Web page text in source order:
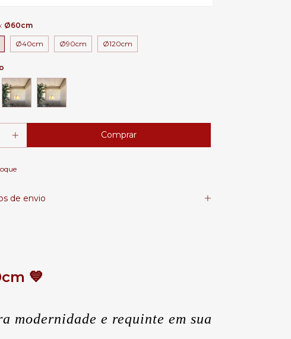
Ø60cm
Ø40cm Ø90cm Ø120cm
de envio
💙
modernidade e requinte em sua